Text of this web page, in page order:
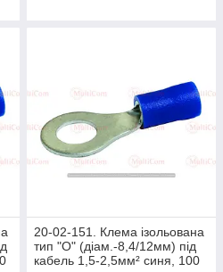
20-02-151. Клема ізольована
тип "О" (діам.-8,4/12мм) під
кабель 1,5-2,5мм² синя, 100